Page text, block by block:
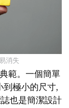
消失
範。一個簡單
到極小的尺寸,
也是簡潔設計